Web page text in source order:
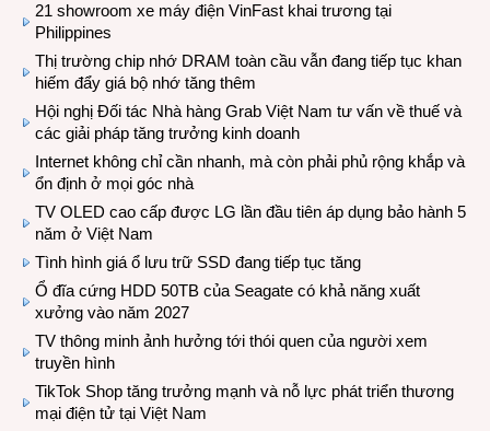
21 showroom xe máy điện VinFast khai trương tại
Philippines
Thị trường chip nhớ DRAM toàn cầu vẫn đang tiếp tục khan
hiếm đẩy giá bộ nhớ tăng thêm
Hội nghị Đối tác Nhà hàng Grab Việt Nam tư vấn về thuế và
các giải pháp tăng trưởng kinh doanh
Internet không chỉ cần nhanh, mà còn phải phủ rộng khắp và
ổn định ở mọi góc nhà
TV OLED cao cấp được LG lần đầu tiên áp dụng bảo hành 5
năm ở Việt Nam
Tình hình giá ổ lưu trữ SSD đang tiếp tục tăng
Ổ đĩa cứng HDD 50TB của Seagate có khả năng xuất
xưởng vào năm 2027
TV thông minh ảnh hưởng tới thói quen của người xem
truyền hình
TikTok Shop tăng trưởng mạnh và nỗ lực phát triển thương
mại điện tử tại Việt Nam